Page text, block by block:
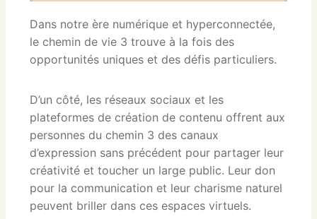
Dans notre ère numérique et hyperconnectée,
le chemin de vie 3 trouve à la fois des
opportunités uniques et des défis particuliers.
D’un côté, les réseaux sociaux et les
plateformes de création de contenu offrent aux
personnes du chemin 3 des canaux
d’expression sans précédent pour partager leur
créativité et toucher un large public. Leur don
pour la communication et leur charisme naturel
peuvent briller dans ces espaces virtuels.